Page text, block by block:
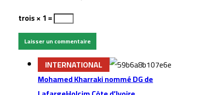
trois × 1 =
INTERNATIONAL
Mohamed Kharraki nommé DG de